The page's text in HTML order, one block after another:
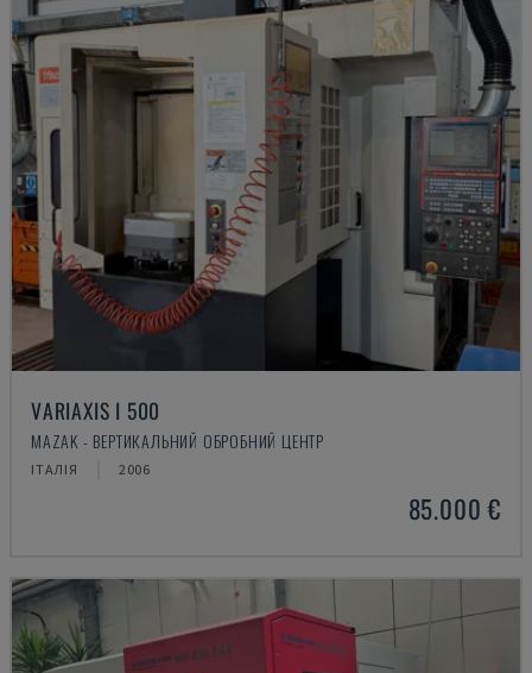
VARIAXIS I 500
MAZAK - ВЕРТИКАЛЬНИЙ ОБРОБНИЙ ЦЕНТР
ІТАЛІЯ 2006
85.000 €